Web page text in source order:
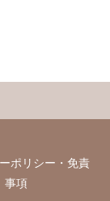
ポリシー・免責
事項